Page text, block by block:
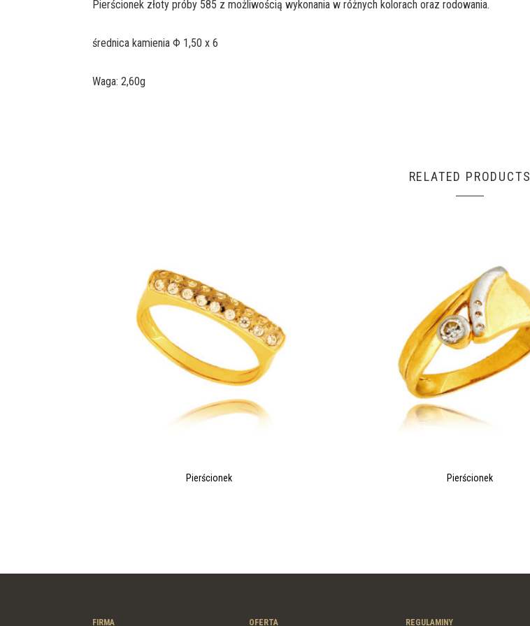
Pierścionek złoty próby 585 z możliwością wykonania w różnych kolorach oraz rodowania.
średnica kamienia Φ 1,50 x 6
Waga: 2,60g
RELATED PRODUCTS
Pierścionek Pierścionek
FIRMA OFERTA REGULAMINY